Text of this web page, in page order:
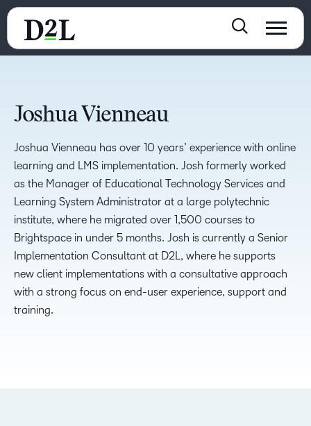
Joshua Vienneau
Joshua Vienneau has over 10 years’ experience with online
learning and LMS implementation. Josh formerly worked
as the Manager of Educational Technology Services and
Learning System Administrator at a large polytechnic
institute, where he migrated over 1,500 courses to
Brightspace in under 5 months. Josh is currently a Senior
Implementation Consultant at D2L, where he supports
new client implementations with a consultative approach
with a strong focus on end-user experience, support and
training.